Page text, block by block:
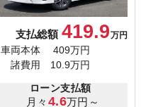
支払総額 419.9万円
車両本体
409万円
諸費用
10.9万円
ローン支払額
月々 4.6万円～